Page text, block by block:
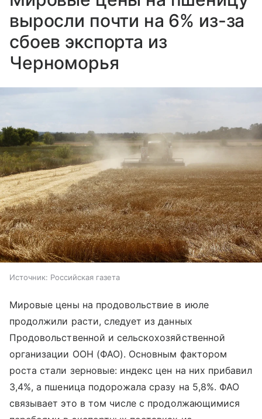
выросли почти на 6% из-за
сбоев экспорта из
Черноморья
Источник: Российская газета
Мировые цены на продовольствие в июле
продолжили расти, следует из данных
Продовольственной и сельскохозяйственной
организации ООН (ФАО). Основным фактором
роста стали зерновые: индекс цен на них прибавил
3,4%, а пшеница подорожала сразу на 5,8%. ФАО
связывает это в том числе с продолжающимися